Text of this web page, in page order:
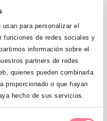
para personalizar el
funciones de redes sociales y
información sobre el
partners de redes
quienes pueden combinarla
proporcionado o que hayan
hecho de sus servicios.
le enseñará a no
y poder
actuar de forma
técnica que
sino que
a aprender la
el tiempo
les
poder actuar